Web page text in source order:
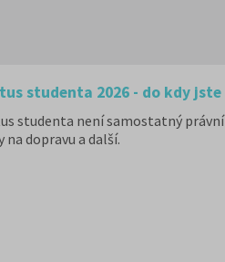
studenta 2026 - do kdy
studenta není samostatný
na dopravu a další.